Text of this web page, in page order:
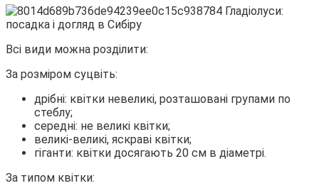
Всі види можна розділити:
За розміром суцвіть:
дрібні: квітки невеликі, розташовані групами по
стеблу;
середні: не великі квітки;
великі-великі, яскраві квітки;
гіганти: квітки досягають 20 см в діаметрі.
За типом квітки: